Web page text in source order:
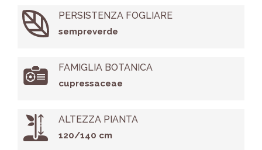
PERSISTENZA FOGLIARE
sempreverde
FAMIGLIA BOTANICA
cupressaceae
ALTEZZA PIANTA
120/140 cm